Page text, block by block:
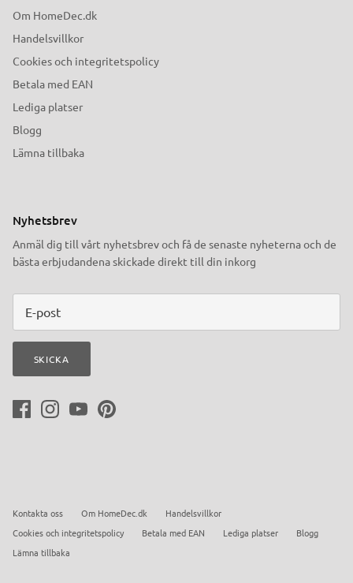
Om HomeDec.dk
Handelsvillkor
Cookies och integritetspolicy
Betala med EAN
Lediga platser
Blogg
Lämna tillbaka
Nyhetsbrev
Anmäl dig till vårt nyhetsbrev och få de senaste nyheterna och de
bästa erbjudandena skickade direkt till din inkorg
SKICKA
Kontakta oss Om HomeDec.dk
Handelsvillkor
Cookies och integritetspolicy
Betala med EAN Lediga platser
Blogg
Lämna tillbaka